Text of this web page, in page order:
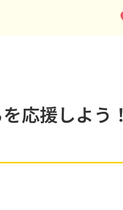
応援しよう！